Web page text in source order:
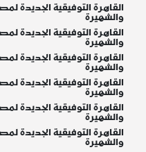
القاهرة التوفيقية الجديدة
والشهيرة
القاهرة التوفيقية الجديدة
والشهيرة
القاهرة التوفيقية الجديدة
والشهيرة
القاهرة التوفيقية الجديدة
والشهيرة
القاهرة التوفيقية الجديدة
والشهيرة
القاهرة التوفيقية الجديدة
والشهيرة